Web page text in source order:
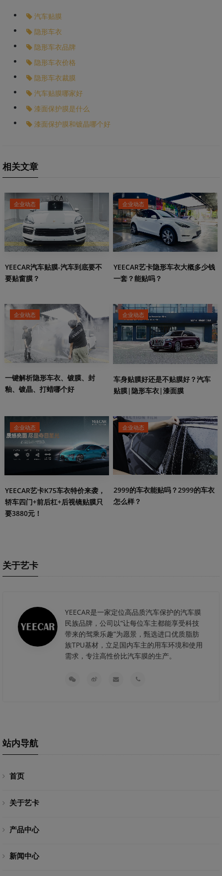
汽车贴膜
隐形车衣
隐形车衣品牌
隐形车衣价格
隐形车衣裁膜
汽车贴膜哪家好
漆面保护膜是什么
漆面保护膜和镀晶哪个好
相关文章
企业动态
YEECAR汽车贴膜-汽车到底要不
要贴窗膜？
企业动态
YEECAR艺卡隐形车衣大概多少钱
一套？能贴吗？
企业动态
一键解析隐形车衣、镀膜、封
釉、镀晶、打蜡哪个好
企业动态
车身贴膜好还是不贴膜好？汽车
贴膜|隐形车衣|漆面膜
企业动态
YEECAR艺卡K75车衣特价来袭，
轿车四门+前后杠+后视镜贴膜只
要3880元！
企业动态
2999的车衣能贴吗？2999的车衣
怎么样？
关于艺卡
YEECAR是一家定位高品质汽车保护的汽车膜
民族品牌，公司以“让每位车主都能享受科技
带来的驾乘乐趣”为愿景，甄选进口优质脂肪
族TPU基材，立足国内车主的用车环境和使用
需求，专注高性价比汽车膜的生产。
站内导航
首页
关于艺卡
产品中心
新闻中心